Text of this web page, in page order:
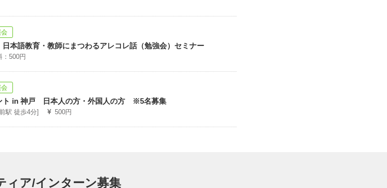
本語教育・教師にまつわるアレコレ話（勉強会）セミナー
：500円
ント in 神戸 日本人の方・外国人の方 ※5名募集
駅 徒歩4分] 500円
ィア/インターン募集